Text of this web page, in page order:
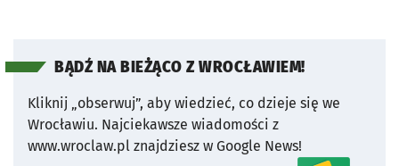
BĄDŹ NA BIEŻĄCO Z WROCŁAWIEM!
Kliknij „obserwuj”, aby wiedzieć, co dzieje się we
Wrocławiu. Najciekawsze wiadomości z
www.wroclaw.pl znajdziesz w Google News!